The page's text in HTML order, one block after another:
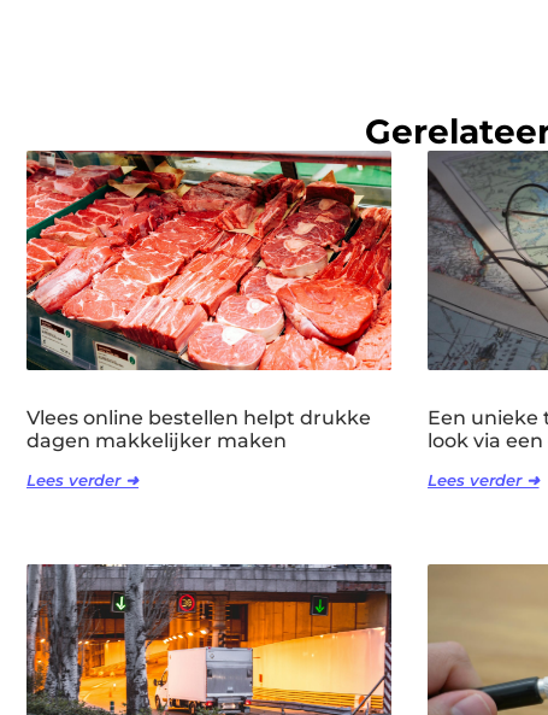
Vlees online bestellen helpt drukke
dagen makkelijker maken
Lees verder ➜
Een unieke
look via
Lees verder ➜